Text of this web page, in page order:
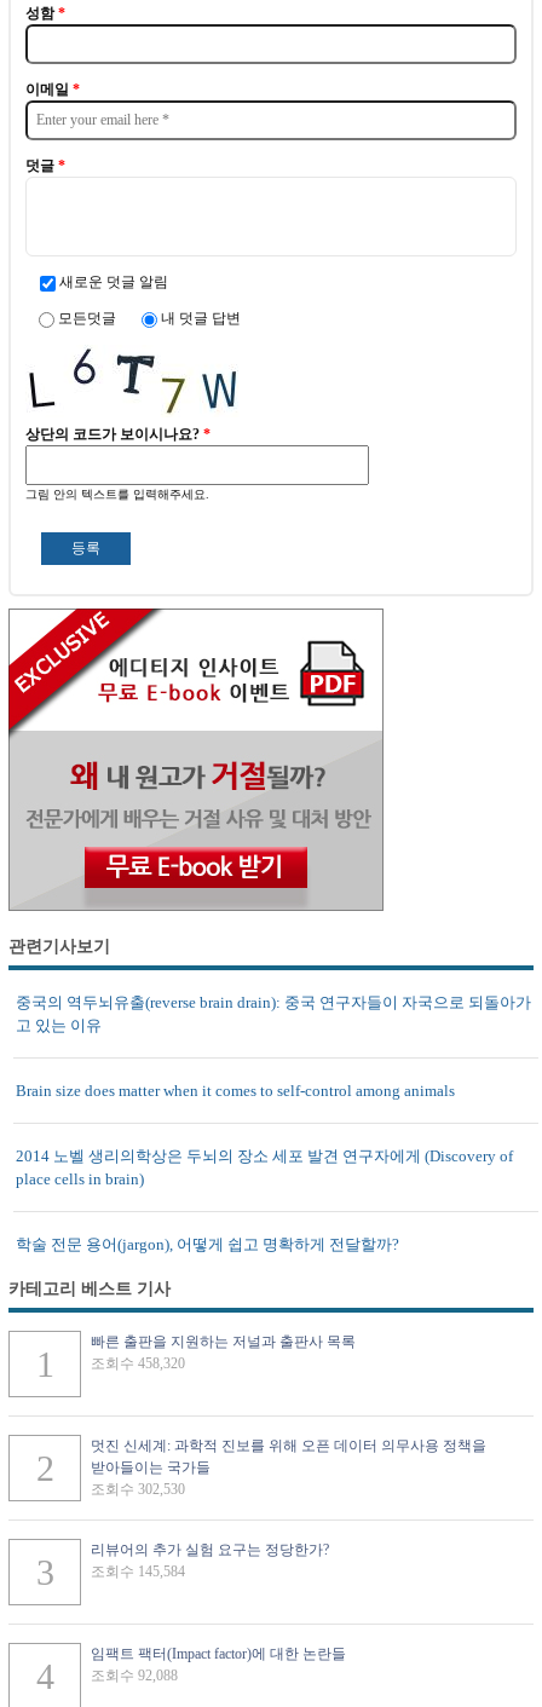
성함*
이메일 *
덧글 *
새로운 덧글 알림
모든덧글 내 덧글 답변
상단의 코드가 보이시나요? *
그림 안의 텍스트를 입력해주세요.
관련기사보기
중국의 역두뇌유출(reverse brain drain): 중국 연구자들이 자국으로 되돌아가
고 있는 이유
Brain size does matter when it comes to self-control among animals
2014 노벨 생리의학상은 두뇌의 장소 세포 발견 연구자에게 (Discovery of
place cells in brain)
학술 전문 용어(jargon), 어떻게 쉽고 명확하게 전달할까?
카테고리 베스트 기사
빠른 출판을 지원하는 저널과 출판사 목록
조회수 458,320
멋진 신세계: 과학적 진보를 위해 오픈 데이터 의무사용 정책을
받아들이는 국가들
조회수 302,530
리뷰어의 추가 실험 요구는 정당한가?
조회수 145,584
임팩트 팩터(Impact factor)에 대한 논란들
조회수 92,088